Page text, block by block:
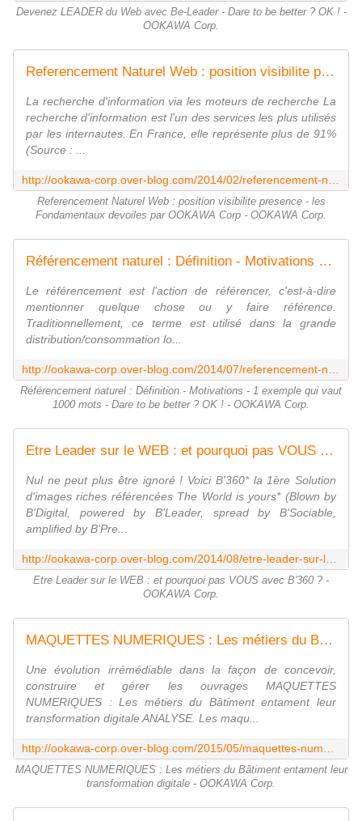
Devenez LEADER du Web avec Be-Leader - Dare to be better ? OK ! -
OOKAWA Corp.
Referencement Naturel Web : position visibilite presence - les Fondamentaux devoiles par OOKAWA Corp - OOKAWA Corp.
La recherche d'information via les moteurs de recherche La
recherche d'information est l'un des services les plus utilisés
par les internautes. En France, elle représente plus de 91%
(Source : ...
Referencement Naturel Web : position visibilite presence - les
Fondamentaux devoiles par OOKAWA Corp - OOKAWA Corp.
Référencement naturel : Définition - Motivations - 1 exemple qui vaut 1000 mots - Dare to be better ? OK ! - OOKAWA Corp.
Le référencement est l'action de référencer, c'est-à-dire
mentionner quelque chose ou y faire référence.
Traditionnellement, ce terme est utilisé dans la grande
distribution/consommation lo...
Référencement naturel : Définition - Motivations - 1 exemple qui vaut
1000 mots - Dare to be better ? OK ! - OOKAWA Corp.
Etre Leader sur le WEB : et pourquoi pas VOUS avec B'360 ? - OOKAWA Corp.
Nul ne peut plus être ignoré ! Voici B'360* la 1ère Solution
d'images riches référencées The World is yours* (Blown by
B'Digital, powered by B'Leader, spread by B'Sociable,
amplified by B'Pre...
Etre Leader sur le WEB : et pourquoi pas VOUS avec B'360 ? -
OOKAWA Corp.
MAQUETTES NUMERIQUES : Les métiers du Bâtiment entament leur transformation digitale - OOKAWA Corp.
Une évolution irrémédiable dans la façon de concevoir,
construire et gérer les ouvrages MAQUETTES
NUMERIQUES : Les métiers du Bâtiment entament leur
transformation digitale ANALYSE. Les maqu...
MAQUETTES NUMERIQUES : Les métiers du Bâtiment entament leur
transformation digitale - OOKAWA Corp.